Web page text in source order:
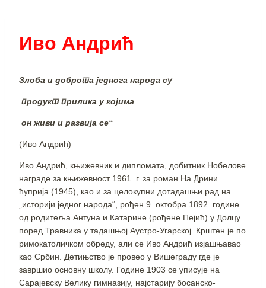
Иво Андрић
Злоба и доброта једнога народа су
продукт прилика у којима
он живи и развија се“
(Иво Андрић)
Иво Андрић, књижевник и дипломата, добитник Нобелове
награде за књижевност 1961. г. за роман На Дрини
ћуприја (1945), као и за целокупни дотадашњи рад на
„историји једног народа“, рођен 9. октобра 1892. године
од родитеља Антуна и Катарине (рођене Пејић) у Долцу
поред Травника у тадашњој Аустро-Угарској. Крштен је по
римокатоличком обреду, али се Иво Андрић изјашњавао
као Србин. Детињство је провео у Вишеграду где је
завршио основну школу. Године 1903 се уписује на
Сарајевску Велику гимназију, најстарију босанско-